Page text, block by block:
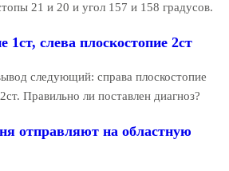
21 и 20 и угол 157 и 158 градусов.
1ст, слева плоскостопие 2ст
следующий: справа плоскостопие
Правильно ли поставлен диагноз?
отправляют на областную